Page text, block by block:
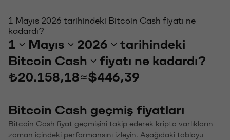
1 Mayıs 2026 tarihindeki Bitcoin Cash fiyatı ne
kadardı?
1 Mayıs 2026
tarihindeki
Bitcoin Cash
fiyatı ne kadardı?
₺20.158,18≈$446,39
Bitcoin Cash geçmiş fiyatları
Bitcoin Cash fiyat geçmişini takip ederek kripto varlıkların
zaman içindeki performansını izleyin. Aşağıdaki tabloyu